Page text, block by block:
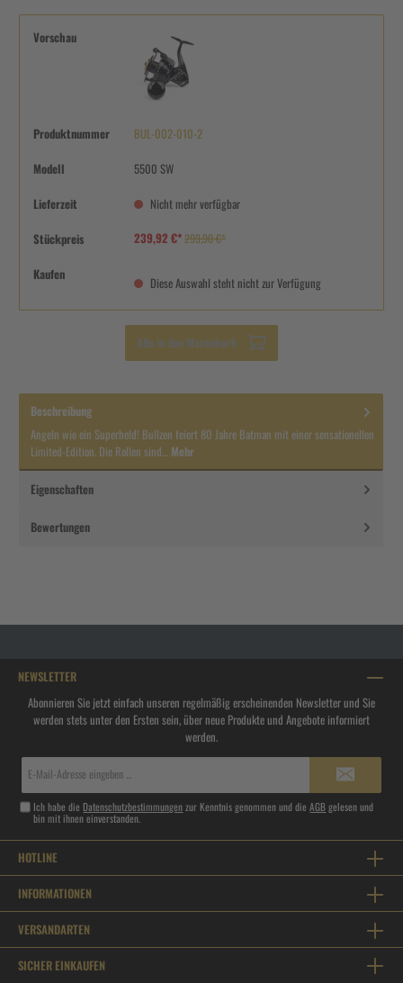
Vorschau
Produktnummer BUL-002-010-2
Modell 5500 SW
Lieferzeit Nicht mehr verfügbar
Stückpreis 239,92 €*299,90 €*
Kaufen
Diese Auswahl steht nicht zur Verfügung
Alle in den Warenkorb
Beschreibung
Angeln wie ein Superheld! Bullzen feiert 80 Jahre Batman mit einer sensationellen
Limited-Edition. Die Rollen sind… Mehr
Eigenschaften
Bewertungen
NEWSLETTER
Abonnieren Sie jetzt einfach unseren regelmäßig erscheinenden Newsletter und Sie
werden stets unter den Ersten sein, über neue Produkte und Angebote informiert
werden.
Ich habe die Datenschutzbestimmungenzur Kenntnis genommen und dieAGBgelesen und
bin mit ihnen einverstanden.
HOTLINE
INFORMATIONEN
VERSANDARTEN
SICHER EINKAUFEN